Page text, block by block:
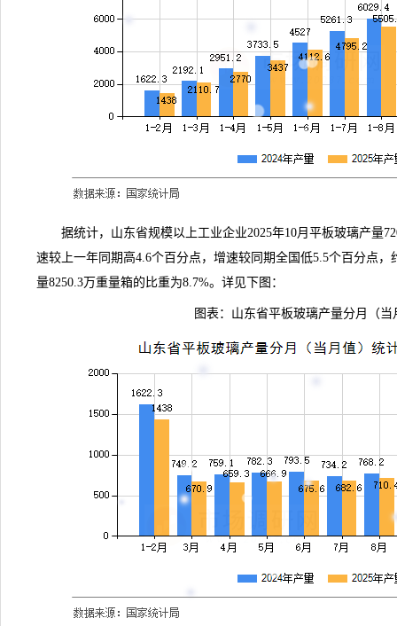
据统计，山东省规模以上工业企业2025年10月平板玻璃产量
速较上一年同期高4.6个百分点，增速较同期全国低5.5个百分点
量8250.3万重量箱的比重为8.7%。详见下图：
图表：山东省平板玻璃产量分月（当